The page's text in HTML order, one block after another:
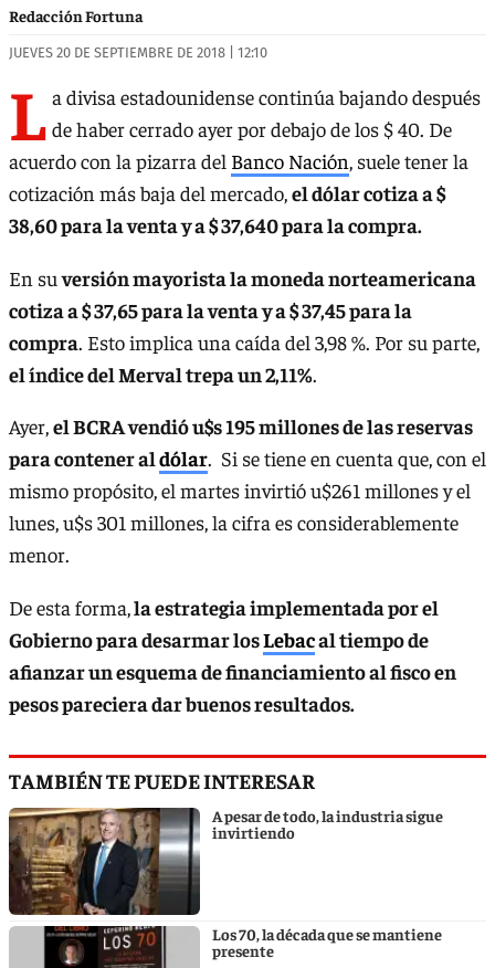
Redacción Fortuna
JUEVES 20 DE SEPTIEMBRE DE 2018 | 12:10
L a divisa estadounidense continúa bajando después
de haber cerrado ayer por debajo de los $ 40. De
acuerdo con la pizarra del Banco Nación, suele tener la
cotización más baja del mercado,el dólar cotiza a $
38,60 para la venta y a $ 37,640 para la compra.
En suversión mayorista la moneda norteamericana
cotiza a $ 37,65 para la venta y a $ 37,45 para la
compra. Esto implica una caída del 3,98 %. Por su parte,
el índice del Merval trepa un 2,11%.
Ayer,el BCRA vendió u$s 195 millones de las reservas
para contener aldólar. Si se tiene en cuenta que, con el
mismo propósito, el martes invirtió u$261 millones y el
lunes, u$s 301 millones, la cifra es considerablemente
menor.
De esta forma,la estrategia implementada por el
Gobierno para desarmar losLebacal tiempo de
afianzar un esquema de financiamiento al fisco en
pesos pareciera dar buenos resultados.
TAMBIÉN TE PUEDE INTERESAR
A pesar de todo, la industria sigue
invirtiendo
Los 70, la década que se mantiene
presente